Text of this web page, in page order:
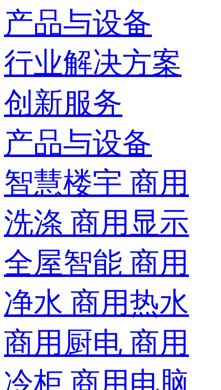
产品与设备
行业解决方案
创新服务
产品与设备
智慧楼宇 商用
洗涤 商用显示
全屋智能 商用
净水 商用热水
商用厨电 商用
冷柜 商用电脑